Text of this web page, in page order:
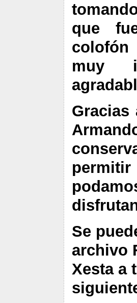
que
muy
Gracias
Se
archivo
Xesta a